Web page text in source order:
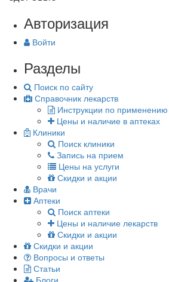
Авторизация
Войти
Разделы
Поиск по сайту
Справочник лекарств
Инструкции по применению
Цены и наличие в аптеках
Клиники
Поиск клиники
Запись на прием
Цены на услуги
Скидки и акции
Врачи
Аптеки
Поиск аптеки
Цены и наличие лекарств
Скидки и акции
Скидки и акции
Вопросы и ответы
Статьи
Блоги